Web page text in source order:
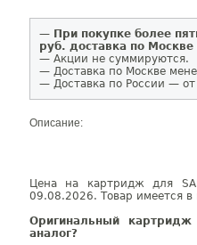
— При покупке более
руб. доставка по
— Акции не суммируются.
— Доставка по Москве
— Доставка по России —
Описание:
Цена на картридж для
09.08.2026. Товар имеется в
Оригинальный картридж
аналог?